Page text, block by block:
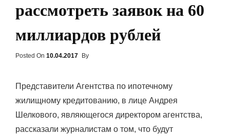
рассмотреть заявок на 60
миллиардов рублей
Posted On Posted
10.04.2017 By
Представители Агентства по ипотечному
жилищному кредитованию, в лице Андрея
Шелкового, являющегося директором агентства,
рассказали журналистам о том, что будут